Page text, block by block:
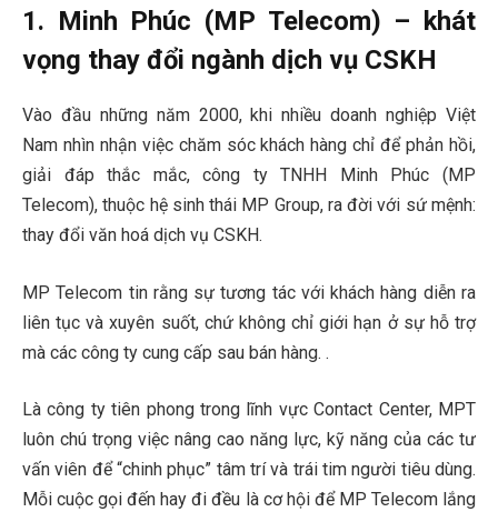
1. Minh Phúc (MP Telecom) – khát
vọng thay đổi ngành dịch vụ CSKH
Vào đầu những năm 2000, khi nhiều doanh nghiệp Việt
Nam nhìn nhận việc chăm sóc khách hàng chỉ để phản hồi,
giải đáp thắc mắc, công ty TNHH Minh Phúc (MP
Telecom), thuộc hệ sinh thái MP Group, ra đời với sứ mệnh:
thay đổi văn hoá dịch vụ CSKH.
MP Telecom tin rằng sự tương tác với khách hàng diễn ra
liên tục và xuyên suốt, chứ không chỉ giới hạn ở sự hỗ trợ
mà các công ty cung cấp sau bán hàng. .
Là công ty tiên phong trong lĩnh vực Contact Center, MPT
luôn chú trọng việc nâng cao năng lực, kỹ năng của các tư
vấn viên để “chinh phục” tâm trí và trái tim người tiêu dùng.
Mỗi cuộc gọi đến hay đi đều là cơ hội để MP Telecom lắng